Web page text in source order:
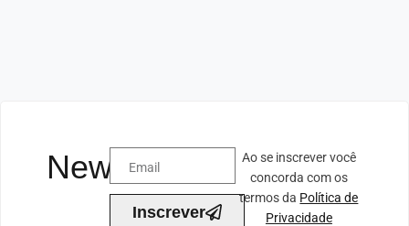
Newsletter
Inscrever
Ao se inscrever você
concorda com os
termos da Política de
Privacidade